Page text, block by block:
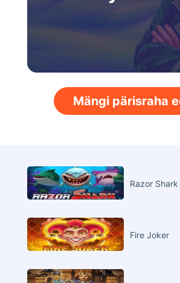
Razor Shark
Fire Joker
Mängi pärisraha